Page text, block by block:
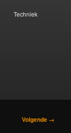
Techniek
Volgende →